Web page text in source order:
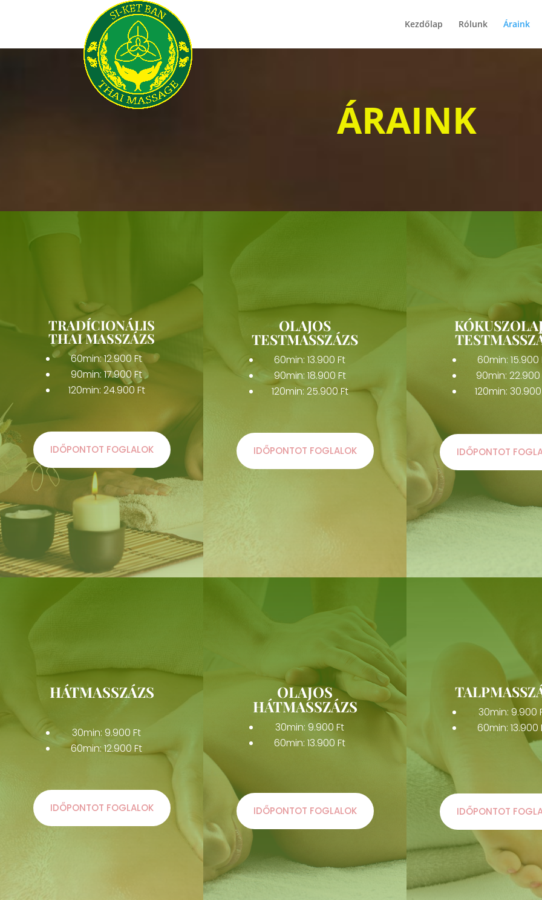
Kezdőlap Rólunk Áraink
ÁRAINK
TRADÍCIONÁLIS
THAI MASSZÁZS
60min: 12.900 Ft
90min: 17.900 Ft
120min: 24.900 Ft
IDŐPONTOT FOGLALOK
OLAJOS
TESTMASSZÁZS
60min: 13.900 Ft
90min: 18.900 Ft
120min: 25.900 Ft
IDŐPONTOT FOGLALOK
60min: 15.900
90min: 22.900
120min:
IDŐPONTOT
HÁTMASSZÁZS
30min: 9.900 Ft
60min: 12.900 Ft
IDŐPONTOT FOGLALOK
OLAJOS
HÁTMASSZÁZS
30min: 9.900 Ft
60min: 13.900 Ft
IDŐPONTOT FOGLALOK
30min: 9.900
60min: 13.900
IDŐPONTOT